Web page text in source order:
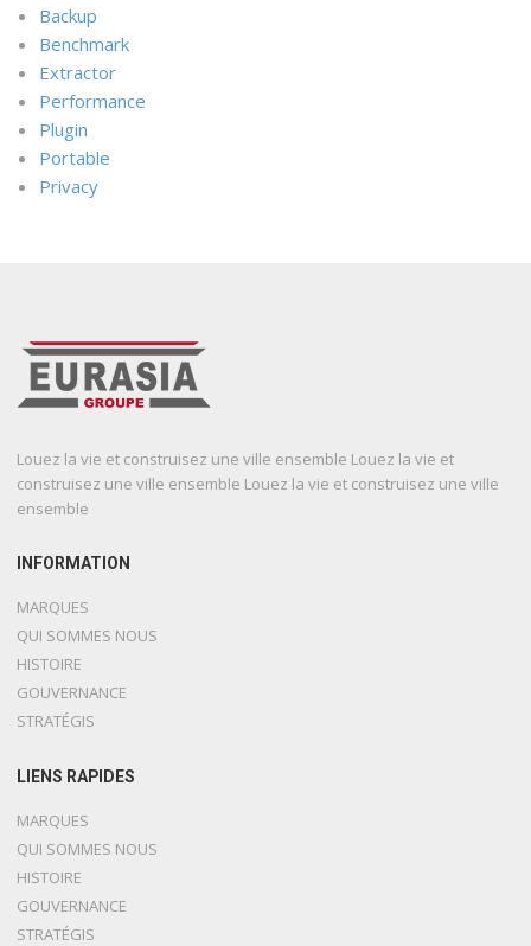
Backup
Benchmark
Extractor
Performance
Plugin
Portable
Privacy
Louez la vie et construisez une ville ensemble Louez la vie et
construisez une ville ensemble Louez la vie et construisez une ville
ensemble
INFORMATION
MARQUES
QUI SOMMES NOUS
HISTOIRE
GOUVERNANCE
STRATÉGIS
LIENS RAPIDES
MARQUES
QUI SOMMES NOUS
HISTOIRE
GOUVERNANCE
STRATÉGIS